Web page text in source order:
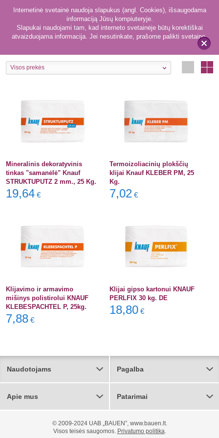
x
Internetinė svetainė naudoja slapukus (angl. Cookies), išsaugodama
informaciją Jūsų kompiuteryje.
Slapukai naudojami tam, kad interneto svetainėje būtų korektiškai
atvaizduojama informacija. Jei nesutinkate, prašome palikti svetainę.
Statybiniai mišiniai 4
Visos prekės
Mineralinis dekoratyvinis
tinkas "samanėlė" Knauf
STRUKTUPUTZ 2 mm., 25 Kg.
19,64 €
Termoizoliacinių plokščių
klijai Knauf KLEBER PM, 25
Kg.
7,02 €
Klijavimo ir armavimo
mišinys polistirolui KNAUF
KLEBESPACHTEL P, 25kg.
7,88 €
Klijai gipso kartonui KNAUF
PERLFIX 30 kg. DE
18,80 €
Naudotojams Pagalba
Apie mus Patarimai
© 2009-2024 UAB „BAUEN”, www.bauen.lt.
Visos teisės saugomos. Privatumo politika.